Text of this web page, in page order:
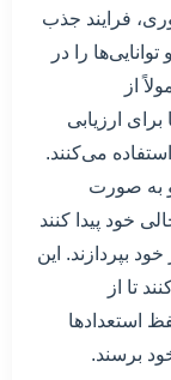
فرایند جذب
را در
از
ارزیابی
می‌کنند.
به صورت
خود پیدا کنند
بپردازند. این
تا از
استعدادها
برسند.